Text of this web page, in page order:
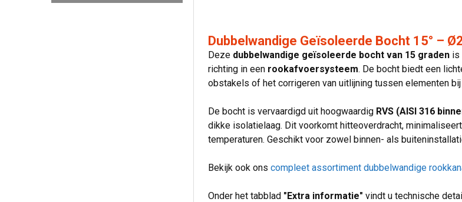
Dubbelwandige Geïsoleerde Bocht 15° –
Deze dubbelwandige geïsoleerde bocht van 15 graden is
richting in een rookafvoersysteem. De bocht biedt een
obstakels of het corrigeren van uitlijning tussen elementen
De bocht is vervaardigd uit hoogwaardig RVS (AISI 316
dikke isolatielaag. Dit voorkomt hitteoverdracht,
temperaturen. Geschikt voor zowel binnen- als
Bekijk ook onscompleet assortiment dubbelwandige
Onder het tabblad "Extra informatie" vindt u technische